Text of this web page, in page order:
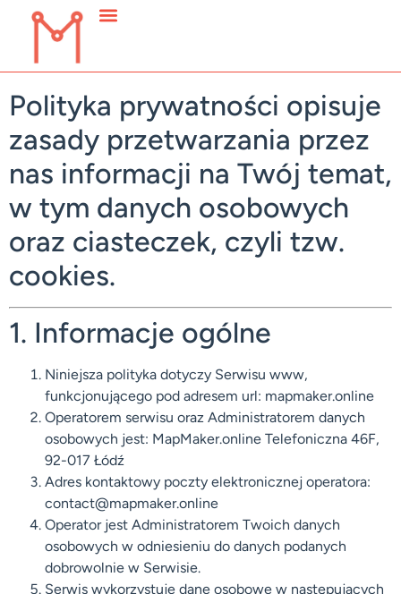
Polityka prywatności opisuje
zasady przetwarzania przez
nas informacji na Twój temat,
w tym danych osobowych
oraz ciasteczek, czyli tzw.
cookies.
1. Informacje ogólne
Niniejsza polityka dotyczy Serwisu www,
funkcjonującego pod adresem url: mapmaker.online
Operatorem serwisu oraz Administratorem danych
osobowych jest: MapMaker.online Telefoniczna 46F,
92-017 Łódź
Adres kontaktowy poczty elektronicznej operatora:
contact@mapmaker.online
Operator jest Administratorem Twoich danych
osobowych w odniesieniu do danych podanych
dobrowolnie w Serwisie.
Serwis wykorzystuje dane osobowe w następujących